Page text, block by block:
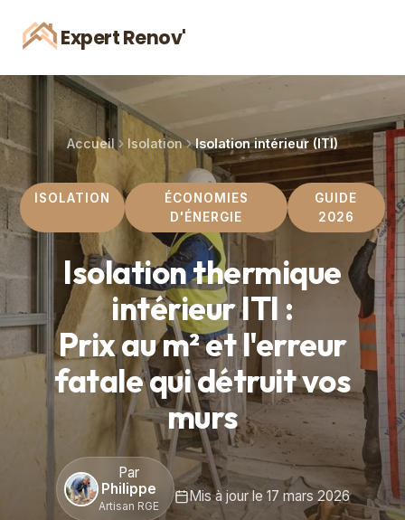
Expert Renov'
Accueil Isolation Isolation intérieur (ITI)
ISOLATION
ÉCONOMIES
D'ÉNERGIE
GUIDE
2026
Isolation thermique
intérieur ITI :
Prix au m² et l'erreur
fatale qui détruit vos
murs
Par
Philippe
Artisan RGE
Mis à jour le 17 mars 2026